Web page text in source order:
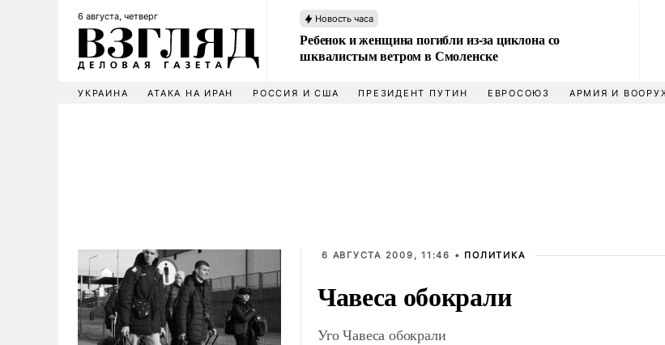
6 августа, четверг Новость часа
Ребенок и женщина погибли из-за циклона со
шквалистым ветром в Смоленске
УКРАИНА АТАКА НА ИРАН РОССИЯ И США ПРЕЗИДЕНТ ПУТИН ЕВРОСОЮЗ АРМИЯ И
6 АВГУСТА 2009, 11:46 • ПОЛИТИКА
Чавеса обокрали
Уго Чавеса обокрали